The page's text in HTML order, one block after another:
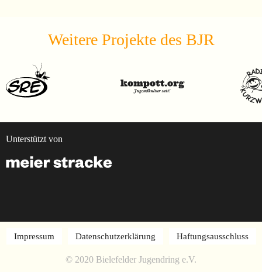
Weitere Projekte des BJR
Unterstützt von
Impressum Datenschutzerklärung Haftungsausschluss
© 2020 Bielefelder Jugendring e.V.